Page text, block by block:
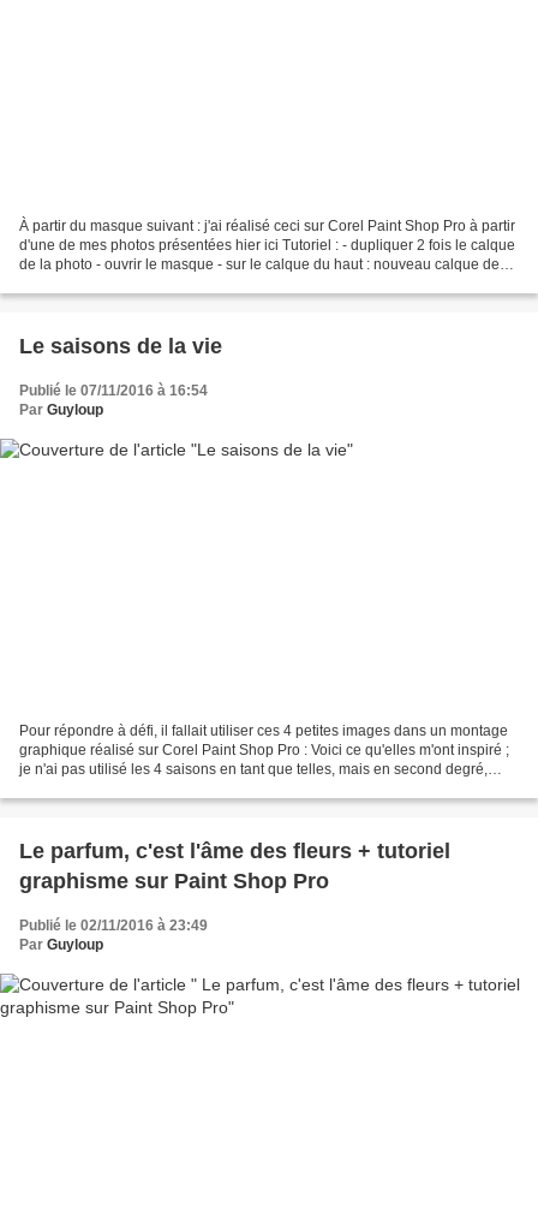
À partir du masque suivant : j'ai réalisé ceci sur Corel Paint Shop Pro à partir
d'une de mes photos présentées hier ici Tutoriel : - dupliquer 2 fois le calque
de la photo - ouvrir le masque - sur le calque du haut : nouveau calque de
Le saisons de la vie
Publié le 07/11/2016 à 16:54
Par Guyloup
Pour répondre à défi, il fallait utiliser ces 4 petites images dans un montage
graphique réalisé sur Corel Paint Shop Pro : Voici ce qu'elles m'ont inspiré ;
je n'ai pas utilisé les 4 saisons en tant que telles, mais en second degré,
Le parfum, c'est l'âme des fleurs + tutoriel
graphisme sur Paint Shop Pro
Publié le 02/11/2016 à 23:49
Par Guyloup